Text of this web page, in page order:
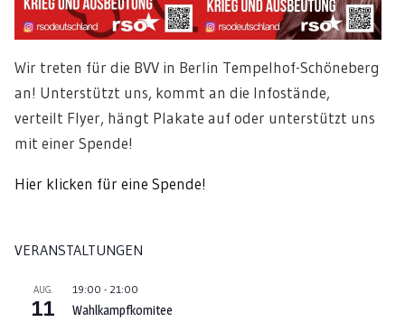
Wir treten für die BVV in Berlin Tempelhof-Schöneberg
an! Unterstützt uns, kommt an die Infostände,
verteilt Flyer, hängt Plakate auf oder unterstützt uns
mit einer Spende!
Hier klicken für eine Spende!
VERANSTALTUNGEN
AUG.
11
19:00 - 21:00
Wahlkampfkomitee